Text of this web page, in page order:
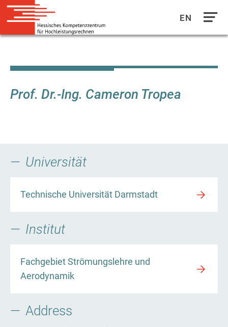
Inhalt
EN
Prof. Dr.-Ing. Cameron Tropea
Universität
Technische Universität Darmstadt
Institut
Fachgebiet Strömungslehre und
Aerodynamik
Address